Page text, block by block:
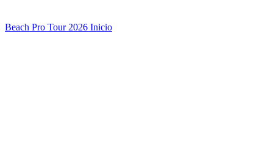
Beach Pro Tour 2026 Inicio